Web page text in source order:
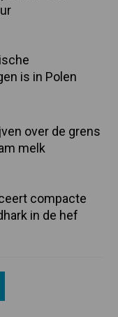
is in Polen
over de grens
melk
compacte
in de hef